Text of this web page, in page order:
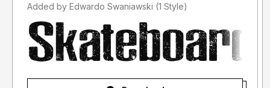
Added by Edwardo Swaniawski (1 Style)